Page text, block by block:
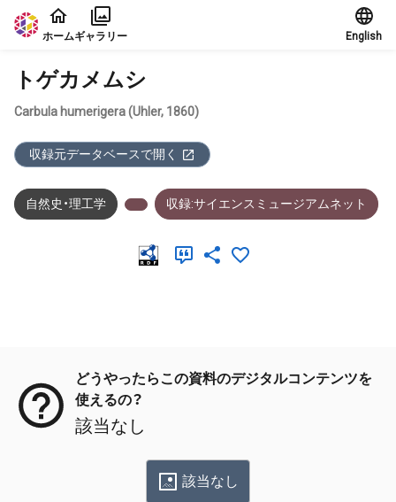
本文に飛ぶ
ホームギャラリー English
トゲカメムシ
Carbula humerigera (Uhler, 1860)
収録元データベースで開く
自然史・理工学 収録:サイエンスミュージアムネット
どうやったらこの資料のデジタルコンテンツを
使えるの？
該当なし
該当なし